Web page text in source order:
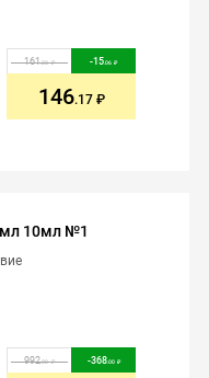
161.23 -15.06
146.17
мл 10мл №1
992.00 -368.00